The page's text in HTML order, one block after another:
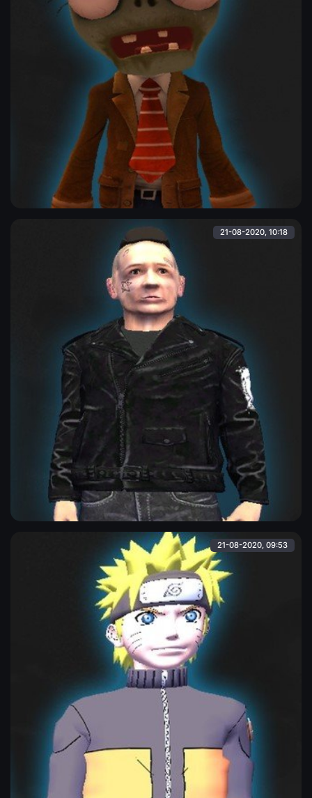
Зомби из Plants vs Zombies
Обычный зомби из легендарной игры Plants vs Zombies.
Модель в отличном качестве.
Admin
21-08-2020, 10:18
Моргенштерн
Скин известного репера и блогера - Моргенштерн'а aka
"Ананас".
Admin
21-08-2020, 09:53
Наруто
Скин Наруто в высоком качестве. Теперь и Вашем SAMP'ике.